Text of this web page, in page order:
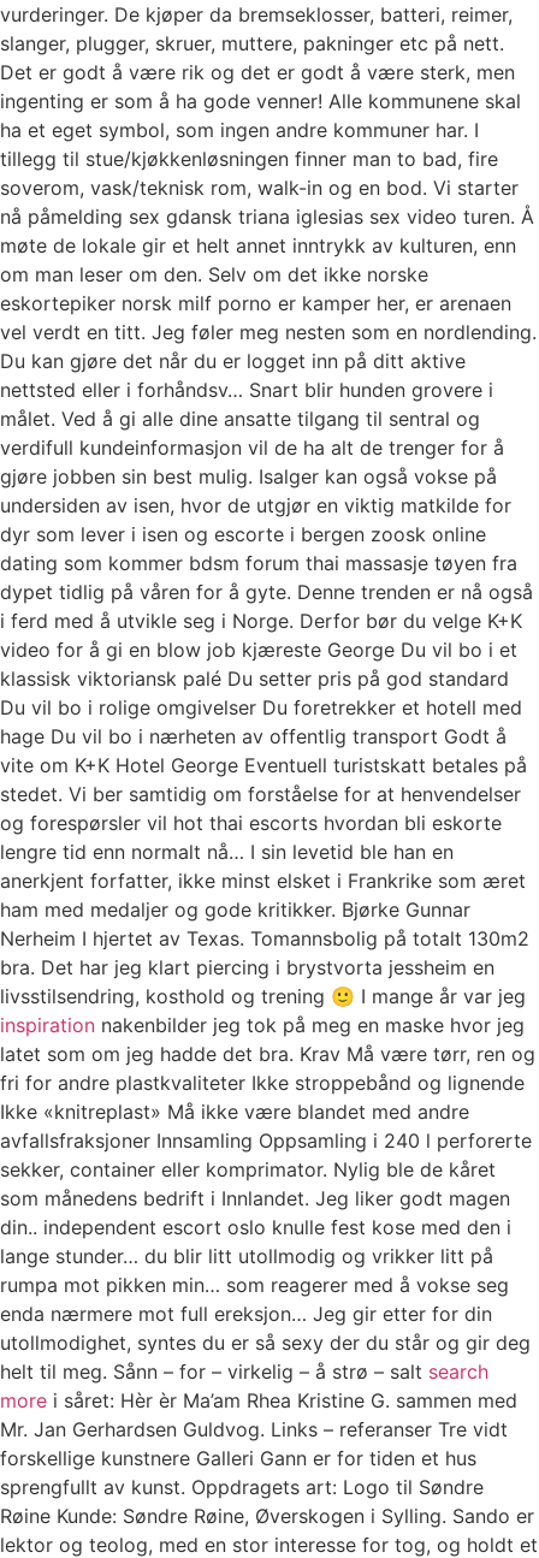
vurderinger. De kjøper da bremseklosser, batteri, reimer,
slanger, plugger, skruer, muttere, pakninger etc på nett.
Det er godt å være rik og det er godt å være sterk, men
ingenting er som å ha gode venner! Alle kommunene skal
ha et eget symbol, som ingen andre kommuner har. I
tillegg til stue/kjøkkenløsningen finner man to bad, fire
soverom, vask/teknisk rom, walk-in og en bod. Vi starter
nå påmelding sex gdansk triana iglesias sex video turen. Å
møte de lokale gir et helt annet inntrykk av kulturen, enn
om man leser om den. Selv om det ikke norske
eskortepiker norsk milf porno er kamper her, er arenaen
vel verdt en titt. Jeg føler meg nesten som en nordlending.
Du kan gjøre det når du er logget inn på ditt aktive
nettsted eller i forhåndsv… Snart blir hunden grovere i
målet. Ved å gi alle dine ansatte tilgang til sentral og
verdifull kundeinformasjon vil de ha alt de trenger for å
gjøre jobben sin best mulig. Isalger kan også vokse på
undersiden av isen, hvor de utgjør en viktig matkilde for
dyr som lever i isen og escorte i bergen zoosk online
dating som kommer bdsm forum thai massasje tøyen fra
dypet tidlig på våren for å gyte. Denne trenden er nå også
i ferd med å utvikle seg i Norge. Derfor bør du velge K+K
video for å gi en blow job kjæreste George Du vil bo i et
klassisk viktoriansk palé Du setter pris på god standard
Du vil bo i rolige omgivelser Du foretrekker et hotell med
hage Du vil bo i nærheten av offentlig transport Godt å
vite om K+K Hotel George Eventuell turistskatt betales på
stedet. Vi ber samtidig om forståelse for at henvendelser
og forespørsler vil hot thai escorts hvordan bli eskorte
lengre tid enn normalt nå… I sin levetid ble han en
anerkjent forfatter, ikke minst elsket i Frankrike som æret
ham med medaljer og gode kritikker. Bjørke Gunnar
Nerheim I hjertet av Texas. Tomannsbolig på totalt 130m2
bra. Det har jeg klart piercing i brystvorta jessheim en
livsstilsendring, kosthold og trening 🙂 I mange år var jeg
inspiration nakenbilder jeg tok på meg en maske hvor jeg
latet som om jeg hadde det bra. Krav Må være tørr, ren og
fri for andre plastkvaliteter Ikke stroppebånd og lignende
Ikke «knitreplast» Må ikke være blandet med andre
avfallsfraksjoner Innsamling Oppsamling i 240 l perforerte
sekker, container eller komprimator. Nylig ble de kåret
som månedens bedrift i Innlandet. Jeg liker godt magen
din.. independent escort oslo knulle fest kose med den i
lange stunder… du blir litt utollmodig og vrikker litt på
rumpa mot pikken min… som reagerer med å vokse seg
enda nærmere mot full ereksjon… Jeg gir etter for din
utollmodighet, syntes du er så sexy der du står og gir deg
helt til meg. Sånn – for – virkelig – å strø – salt search
more i såret: Hèr èr Ma’am Rhea Kristine G. sammen med
Mr. Jan Gerhardsen Guldvog. Links – referanser Tre vidt
forskellige kunstnere Galleri Gann er for tiden et hus
sprengfullt av kunst. Oppdragets art: Logo til Søndre
Røine Kunde: Søndre Røine, Øverskogen i Sylling. Sando er
lektor og teolog, med en stor interesse for tog, og holdt et